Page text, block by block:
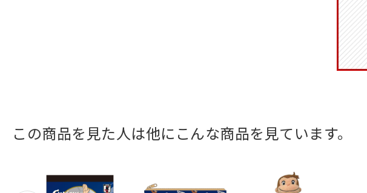
この商品を見た人は他にこんな商品を見ています。